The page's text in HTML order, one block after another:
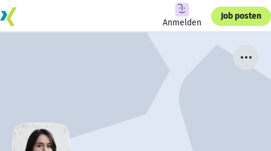
Anmelden
Job posten